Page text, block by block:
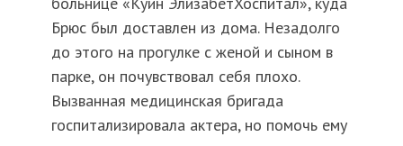
Брюс был доставлен из дома. Незадолго
до этого на прогулке с женой и сыном в
парке, он почувствовал себя плохо.
Вызванная медицинская бригада
госпитализировала актера, но помочь ему